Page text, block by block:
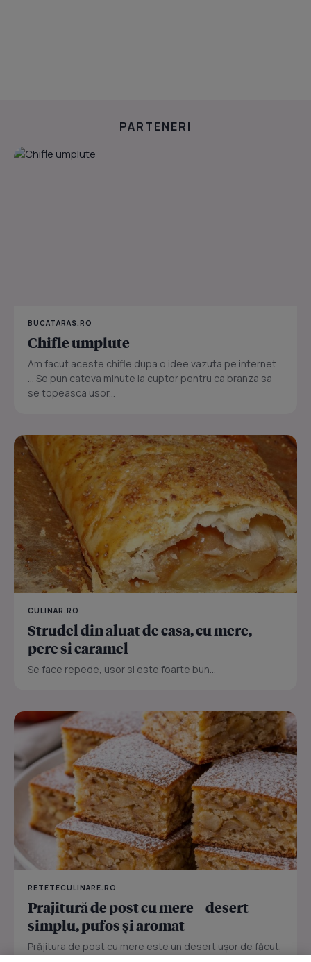
PARTENERI
BUCATARAS.RO
Chifle umplute
Am facut aceste chifle dupa o idee vazuta pe internet
... Se pun cateva minute la cuptor pentru ca branza sa
se topeasca usor...
CULINAR.RO
Strudel din aluat de casa, cu mere,
pere si caramel
Se face repede, usor si este foarte bun...
RETETECULINARE.RO
Prajitură de post cu mere – desert
simplu, pufos și aromat
Prăjitura de post cu mere este un desert ușor de făcut,